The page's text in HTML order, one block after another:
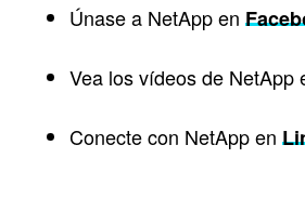
Únase a NetApp en
Vea los vídeos de NetApp
Conecte con NetApp en